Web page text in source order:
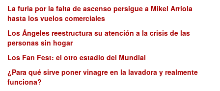
La furia por la falta de ascenso persigue a Mikel Arriola
hasta los vuelos comerciales
Los Ángeles reestructura su atención a la crisis de las
personas sin hogar
Los Fan Fest: el otro estadio del Mundial
¿Para qué sirve poner vinagre en la lavadora y realmente
funciona?